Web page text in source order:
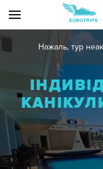
або
Нажаль, тур